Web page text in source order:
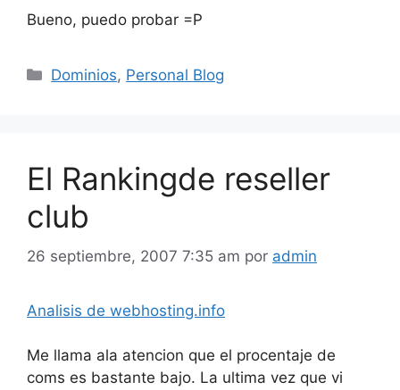
Bueno, puedo probar =P
Categorías
Dominios, Personal Blog
El Rankingde reseller
club
26 septiembre, 2007 7:35 am por admin
Analisis de webhosting.info
Me llama ala atencion que el procentaje de
coms es bastante bajo. La ultima vez que vi